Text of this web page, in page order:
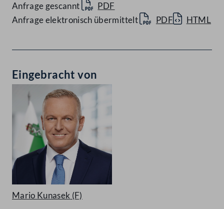
Anfrage gescannt
PDF
Anfrage elektronisch übermittelt
PDF HTML
Eingebracht von
Mario Kunasek (F)